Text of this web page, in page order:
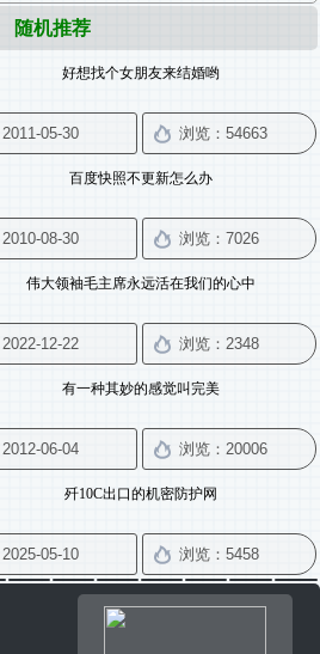
随机推荐
好想找个女朋友来结婚哟
百度快照不更新怎么办
伟大领袖毛主席永远活在我们的心中
有一种其妙的感觉叫完美
歼10C出口的机密防护网